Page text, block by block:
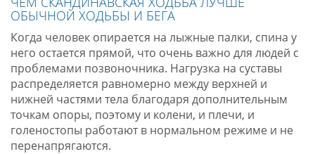
ОБЫЧНОЙ ХОДЬБЫ И БЕГА
Когда человек опирается на лыжные палки, спина у
него остается прямой, что очень важно для людей с
проблемами позвоночника. Нагрузка на суставы
распределяется равномерно между верхней и
нижней частями тела благодаря дополнительным
точкам опоры, поэтому и колени, и плечи, и
голеностопы работают в нормальном режиме и не
перенапрягаются.